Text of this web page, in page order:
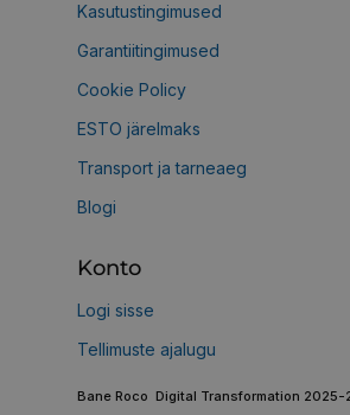
Kasutustingimused
Garantiitingimused
Cookie Policy
ESTO järelmaks
Transport ja tarneaeg
Blogi
Konto
Logi sisse
Tellimuste ajalugu
Bane Roco Digital Transformation 2025-